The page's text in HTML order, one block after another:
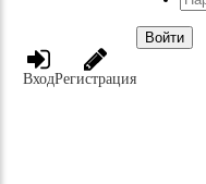
ВходРегистрация
Войти